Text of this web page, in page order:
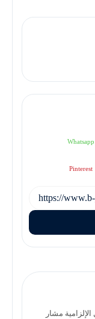
Whatsapp
Pinterest
مشار